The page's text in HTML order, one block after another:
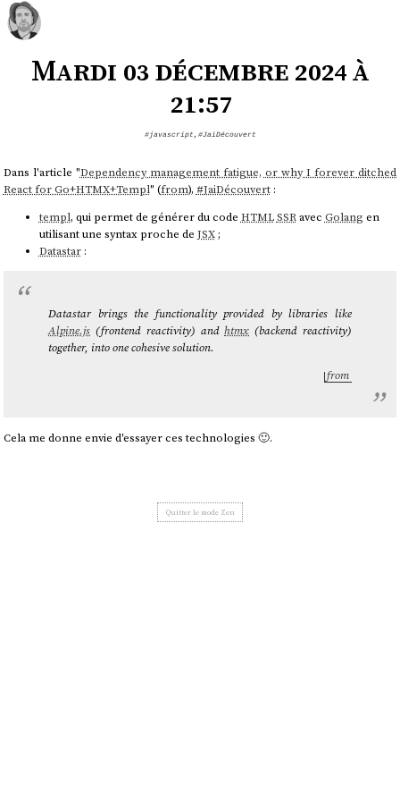
Mardi 03 décembre 2024 à
21:57
#javascript, #JaiDécouvert
Dans l'article "Dependency management fatigue, or why I forever ditched
React for Go+HTMX+Templ" (from), #JaiDécouvert:
templ, qui permet de générer du code HTMLSSRavec Golang en
utilisant une syntax proche de JSX;
Datastar:
Datastar brings the functionality provided by libraries like
Alpine.js (frontend reactivity) andhtmx (backend reactivity)
together, into one cohesive solution.
from
Cela me donne envie d'essayer ces technologies 🙂.
Quitter le mode Zen